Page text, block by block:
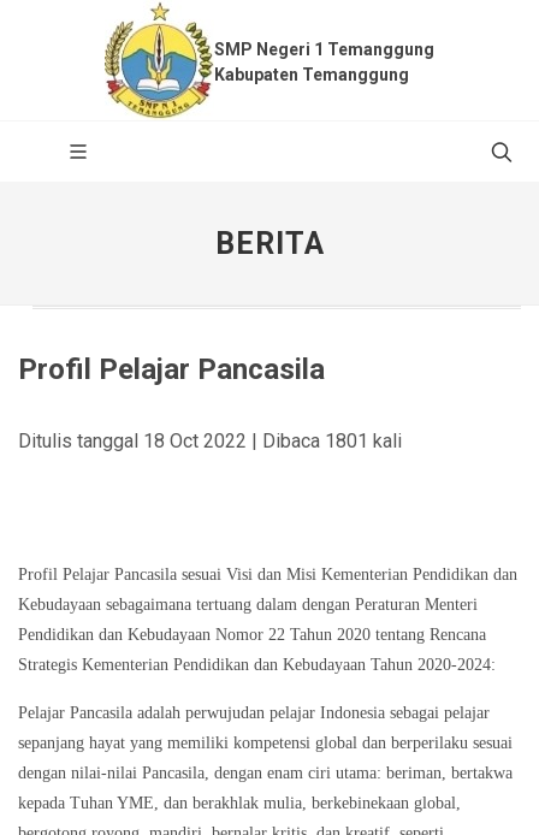
SMP Negeri 1 Temanggung
Kabupaten Temanggung
BERITA
Profil Pelajar Pancasila
Ditulis tanggal 18 Oct 2022 | Dibaca 1801 kali
Profil Pelajar Pancasila sesuai Visi dan Misi Kementerian Pendidikan dan
Kebudayaan sebagaimana tertuang dalam dengan Peraturan Menteri
Pendidikan dan Kebudayaan Nomor 22 Tahun 2020 tentang Rencana
Strategis Kementerian Pendidikan dan Kebudayaan Tahun 2020-2024:
Pelajar Pancasila adalah perwujudan pelajar Indonesia sebagai pelajar
sepanjang hayat yang memiliki kompetensi global dan berperilaku sesuai
dengan nilai-nilai Pancasila, dengan enam ciri utama: beriman, bertakwa
kepada Tuhan YME, dan berakhlak mulia, berkebinekaan global,